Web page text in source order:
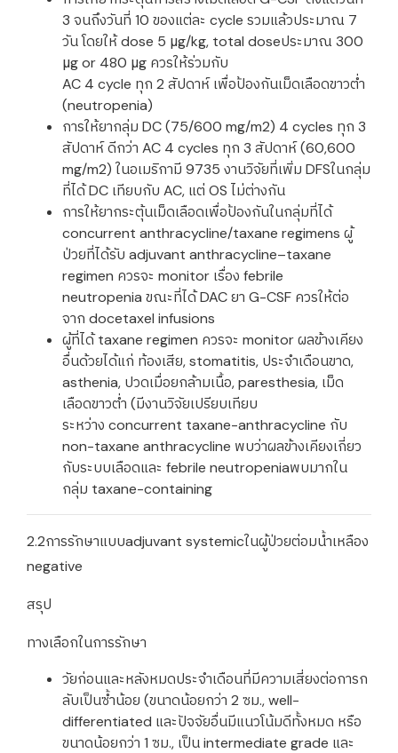
3 จนถึงวันที่ 10 ของแต่ละ cycle รวมแล้วประมาณ 7
วัน โดยให้ dose 5 μg/kg, total doseประมาณ 300
μg or 480 μg ควรให้ร่วมกับ
AC 4 cycle ทุก 2 สัปดาห์ เพื่อป้องกันเม็ดเลือดขาวต่ำ
(neutropenia)
การให้ยากลุ่ม DC (75/600 mg/m2) 4 cycles ทุก 3
สัปดาห์ ดีกว่า AC 4 cycles ทุก 3 สัปดาห์ (60,600
mg/m2) ในอเมริกามี 9735 งานวิจัยที่เพิ่ม DFSในกลุ่ม
ที่ได้ DC เทียบกับ AC, แต่ OS ไม่ต่างกัน
การให้ยากระตุ้นเม็ดเลือดเพื่อป้องกันในกลุ่มที่ได้
concurrent anthracycline/taxane regimens ผู้
ป่วยที่ได้รับ adjuvant anthracycline–taxane
regimen ควรจะ monitor เรื่อง febrile
neutropenia ขณะที่ได้ DAC ยา G-CSF ควรให้ต่อ
จาก docetaxel infusions
ผู้ที่ได้ taxane regimen ควรจะ monitor ผลข้างเคียง
อื่นด้วยได้แก่ ท้องเสีย, stomatitis, ประจำเดือนขาด,
asthenia, ปวดเมื่อยกล้ามเนื้อ, paresthesia, เม็ด
เลือดขาวต่ำ (มีงานวิจัยเปรียบเทียบ
ระหว่าง concurrent taxane-anthracycline กับ
non-taxane anthracycline พบว่าผลข้างเคียงเกี่ยว
กับระบบเลือดและ febrile neutropeniaพบมากใน
กลุ่ม taxane-containing
2.2การรักษาแบบadjuvant systemicในผู้ป่วยต่อมน้ำเหลือง
negative
สรุป
ทางเลือกในการรักษา
วัยก่อนและหลังหมดประจำเดือนที่มีความเสี่ยงต่อการก
ลับเป็นซ้ำน้อย (ขนาดน้อยกว่า 2 ซม., well-
differentiated และปัจจัยอื่นมีแนวโน้มดีทั้งหมด หรือ
ขนาดน้อยกว่า 1 ซม., เป็น intermediate grade และ